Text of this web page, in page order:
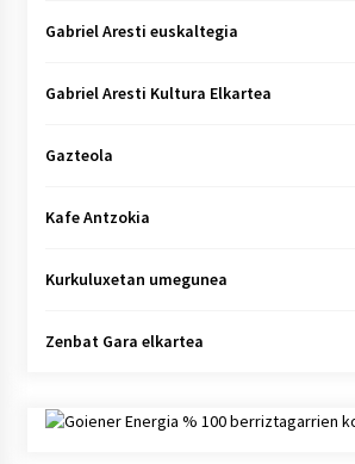
Gabriel Aresti euskaltegia
Gabriel Aresti Kultura Elkartea
Gazteola
Kafe Antzokia
Kurkuluxetan umegunea
Zenbat Gara elkartea